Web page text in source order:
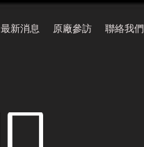
最新消息 原廠參訪 聯絡我們